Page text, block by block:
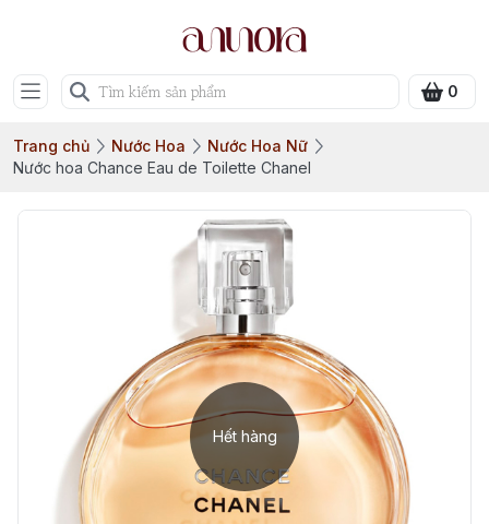
0
Trang chủ Nước Hoa
Nước Hoa Nữ
Nước hoa Chance Eau de Toilette Chanel
Hết hàng